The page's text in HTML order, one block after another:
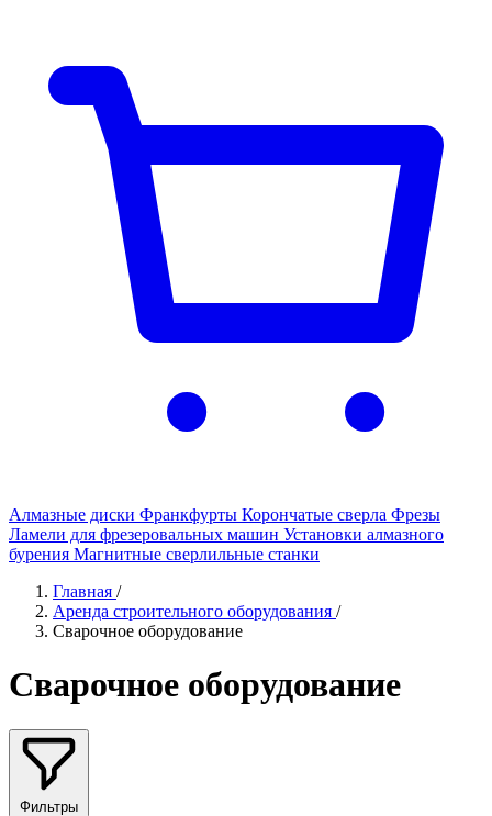
Алмазные диски Франкфурты Корончатые сверла Фрезы
Ламели для фрезеровальных машин Установки алмазного
бурения Магнитные сверлильные станки
Главная /
Аренда строительного оборудования /
Сварочное оборудование
Сварочное оборудование
Фильтры